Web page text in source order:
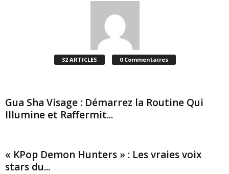
32 ARTICLES 0 Commentaires
Gua Sha Visage : Démarrez la Routine Qui
Illumine et Raffermit...
« KPop Demon Hunters » : Les vraies voix
stars du...